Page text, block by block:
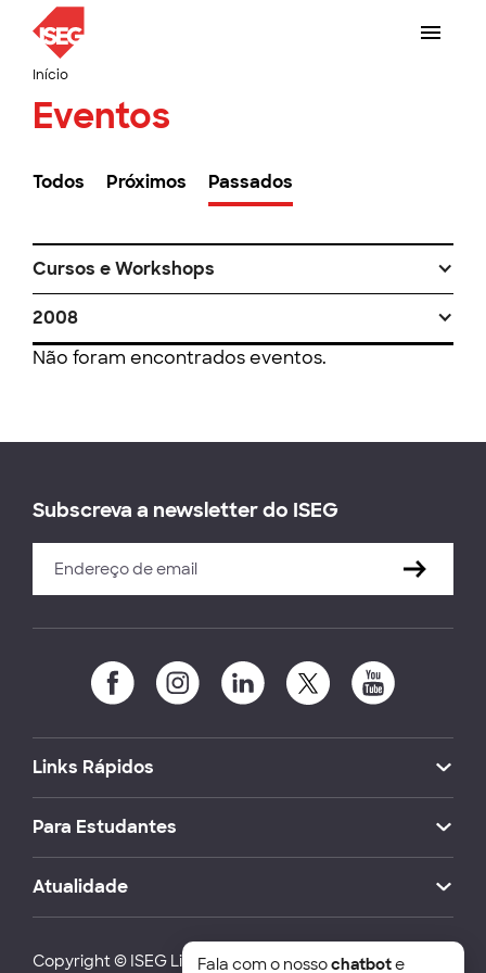
Início
Eventos
Todos Próximos Passados
Cursos e Workshops
2008
Não foram encontrados eventos.
Subscreva a newsletter do ISEG
Links Rápidos
Para Estudantes
Atualidade
Copyright © ISEG Lisbon School of Economics and
Fala com o nossochatbote